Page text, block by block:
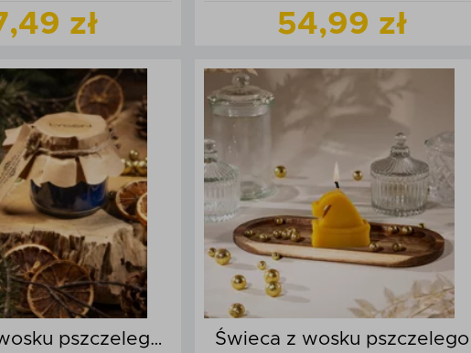
zł
Zobacz produkt
do koszyka
54,99 zł
Zobacz produkt
Dodaj do koszyka
pszczelego
Świeca z wosku pszczelego